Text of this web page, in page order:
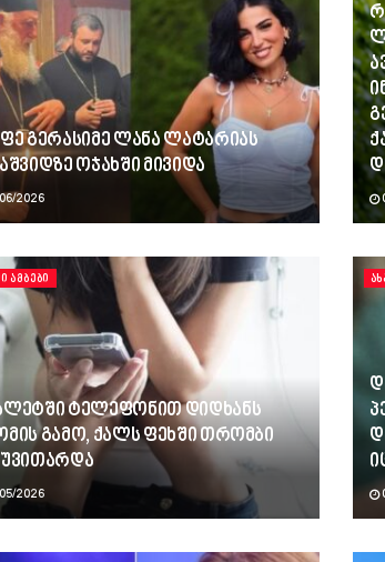
გერასიმე ლანა ლატარიას
ოჯახში მივიდა
2026
ᲐᲛᲑᲔᲑᲘ
ტელეფონით დიდხანს
გამო, ქალს ფეხში თრომბი
2026